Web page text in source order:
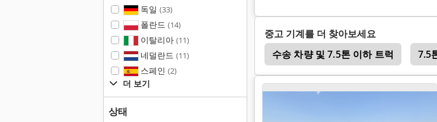
독일 (33)
폴란드 (14)
이탈리아 (11)
네덜란드 (11)
스페인 (2)
더 보기
상태
중고 기계를 더 찾아보세요
수송 차량 및 7.5톤 이하 트럭
7.5
Kubota 350 Kubota